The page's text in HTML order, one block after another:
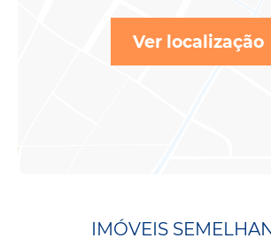
Ver localização
IMÓVEIS